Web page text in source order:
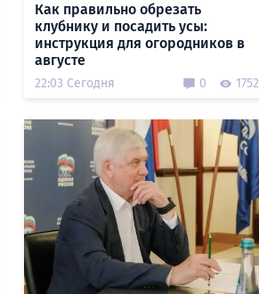
Как правильно обрезать
клубнику и посадить усы:
инструкция для огородников в
августе
22:03 Сегодня 0 1752